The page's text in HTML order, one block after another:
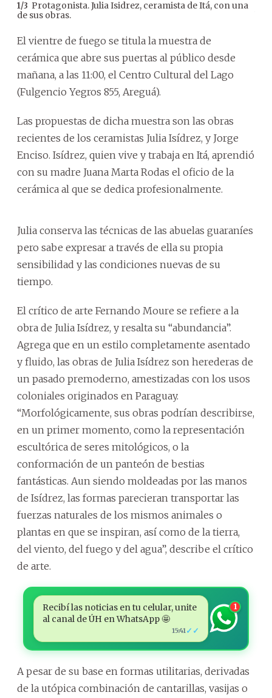
1/3 Protagonista. Julia Isidrez, ceramista de Itá, con una
de sus obras.
El vientre de fuego se titula la muestra de
cerámica que abre sus puertas al público desde
mañana, a las 11:00, el Centro Cultural del Lago
(Fulgencio Yegros 855, Areguá).
Las propuestas de dicha muestra son las obras
recientes de los ceramistas Julia Isídrez, y Jorge
Enciso. Isídrez, quien vive y trabaja en Itá, aprendió
con su madre Juana Marta Rodas el oficio de la
cerámica al que se dedica profesionalmente.
Julia conserva las técnicas de las abuelas guaraníes
pero sabe expresar a través de ella su propia
sensibilidad y las condiciones nuevas de su
tiempo.
El crítico de arte Fernando Moure se refiere a la
obra de Julia Isídrez, y resalta su “abundancia”.
Agrega que en un estilo completamente asentado
y fluido, las obras de Julia Isídrez son herederas de
un pasado premoderno, amestizadas con los usos
coloniales originados en Paraguay.
“Morfológicamente, sus obras podrían describirse,
en un primer momento, como la representación
escultórica de seres mitológicos, o la
conformación de un panteón de bestias
fantásticas. Aun siendo moldeadas por las manos
de Isídrez, las formas parecieran transportar las
fuerzas naturales de los mismos animales o
plantas en que se inspiran, así como de la tierra,
del viento, del fuego y del agua”, describe el crítico
de arte.
Recibí las noticias en tu celular, unite
al canal de ÚH en WhatsApp 🤩
15:41 ✓✓
1
A pesar de su base en formas utilitarias, derivadas
de la utópica combinación de cantarillas, vasijas o